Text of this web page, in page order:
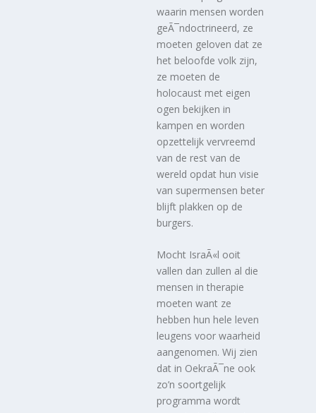
waarin mensen worden
geÃ¯ndoctrineerd, ze
moeten geloven dat ze
het beloofde volk zijn,
ze moeten de
holocaust met eigen
ogen bekijken in
kampen en worden
opzettelijk vervreemd
van de rest van de
wereld opdat hun visie
van supermensen beter
blijft plakken op de
burgers.
Mocht IsraÃ«l ooit
vallen dan zullen al die
mensen in therapie
moeten want ze
hebben hun hele leven
leugens voor waarheid
aangenomen. Wij zien
dat in OekraÃ¯ne ook
zo’n soortgelijk
programma wordt